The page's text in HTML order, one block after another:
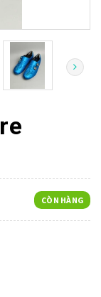
CÒN HÀNG